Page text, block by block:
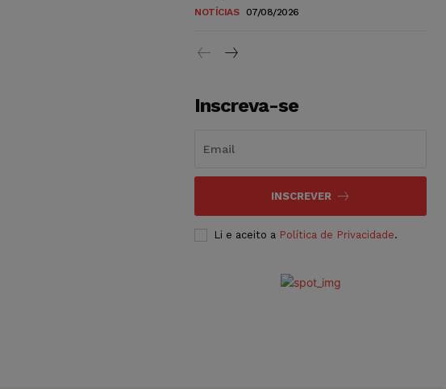
NOTÍCIAS 07/08/2026
Inscreva-se
INSCREVER
Li e aceito a Política de Privacidade.